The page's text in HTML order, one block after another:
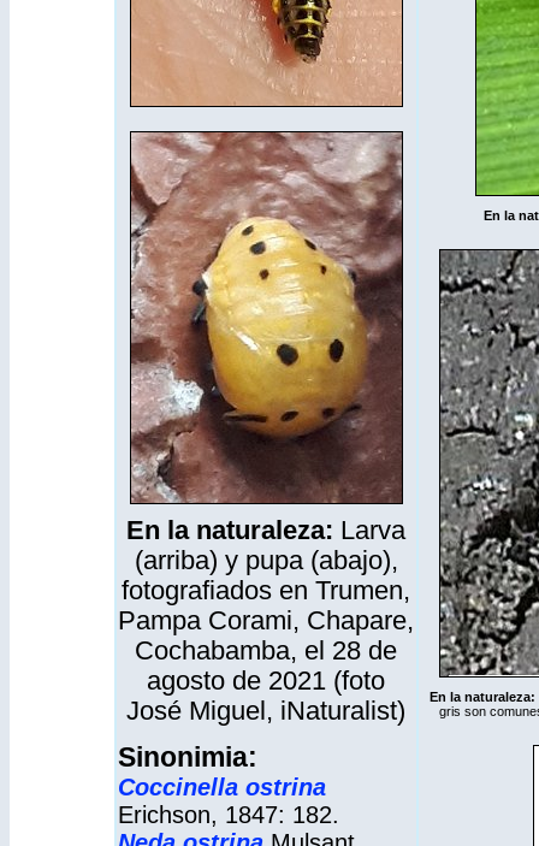
En la naturaleza: Larva
(arriba) y pupa (abajo),
fotografiados en Trumen,
Pampa Corami, Chapare,
Cochabamba, el 28 de
agosto de 2021 (foto
José Miguel, iNaturalist)
Sinonimia:
Coccinella ostrina
Erichson, 1847: 182.
En la
En la naturaleza:
gris son